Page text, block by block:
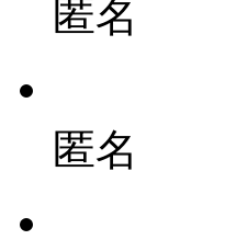
匿名
匿名